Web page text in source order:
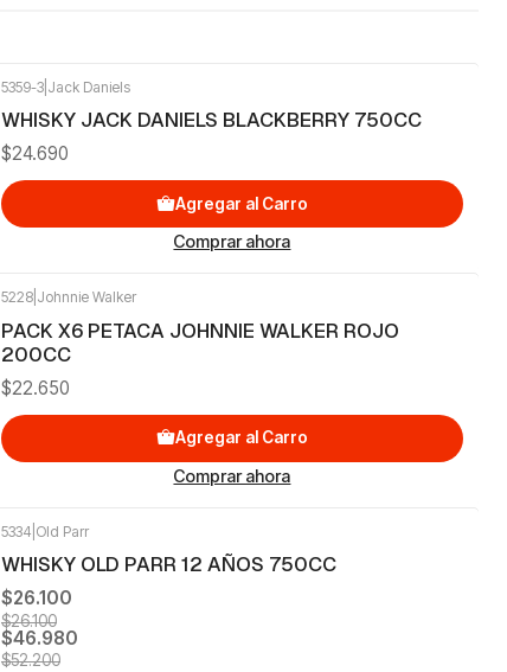
5359-3| Jack Daniels
WHISKY JACK DANIELS BLACKBERRY 750CC
$24.690
Agregar al Carro
Comprar ahora
5228| Johnnie Walker
PACK X6 PETACA JOHNNIE WALKER ROJO
200CC
$22.650
Agregar al Carro
Comprar ahora
5334 Old Parr
WHISKY OLD PARR 12 AÑOS 750CC
$26.100
$26.100
$46.980
$52.200